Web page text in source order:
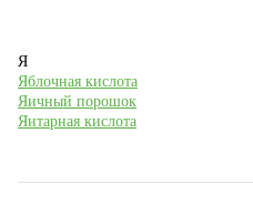
Я
Яблочная кислота
Яичный порошок
Янтарная кислота